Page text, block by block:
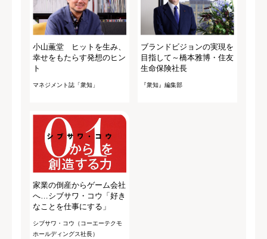
小山薫堂 ヒットを生み、
幸せをもたらす発想のヒン
ト
マネジメント誌「衆知」
ブランドビジョンの実現を
目指して～橋本雅博・住友
生命保険社長
『衆知』編集部
家業の倒産からゲーム会社
へ…シブサワ・コウ「好き
なことを仕事にする」
シブサワ・コウ（コーエーテクモ
ホールディングス社長）